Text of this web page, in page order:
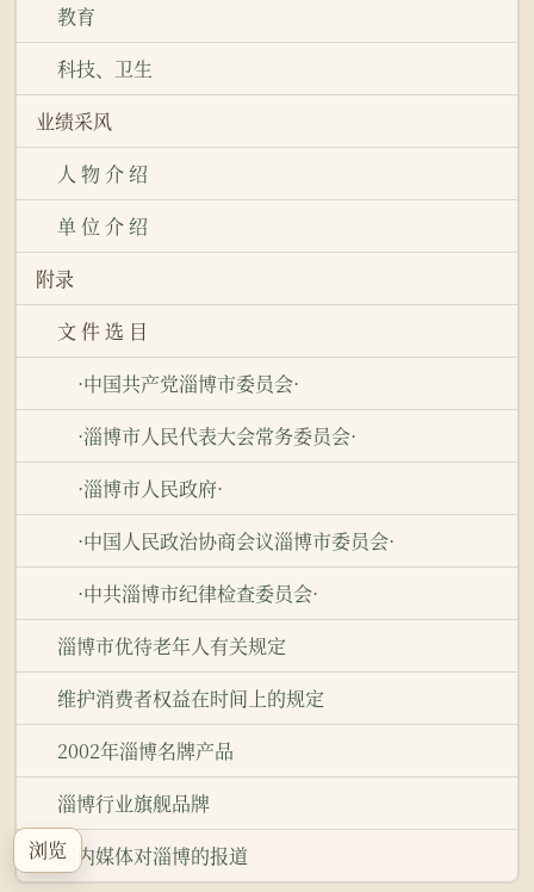
浏览
教育
科技、卫生
业绩采风
人 物 介 绍
单 位 介 绍
附录
文 件 选 目
·中国共产党淄博市委员会·
·淄博市人民代表大会常务委员会·
·淄博市人民政府·
·中国人民政治协商会议淄博市委员会·
·中共淄博市纪律检查委员会·
淄博市优待老年人有关规定
维护消费者权益在时间上的规定
2002年淄博名牌产品
淄博行业旗舰品牌
国内媒体对淄博的报道